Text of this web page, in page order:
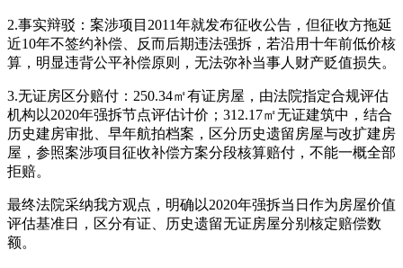
2.事实辩驳：案涉项目2011年就发布征收公告，但征收方拖延
近10年不签约补偿、反而后期违法强拆，若沿用十年前低价核
算，明显违背公平补偿原则，无法弥补当事人财产贬值损失。
3.无证房区分赔付：250.34㎡有证房屋，由法院指定合规评估
机构以2020年强拆节点评估计价；312.17㎡无证建筑中，结合
历史建房审批、早年航拍档案，区分历史遗留房屋与改扩建房
屋，参照案涉项目征收补偿方案分段核算赔付，不能一概全部
拒赔。
最终法院采纳我方观点，明确以2020年强拆当日作为房屋价值
评估基准日，区分有证、历史遗留无证房屋分别核定赔偿数
额。